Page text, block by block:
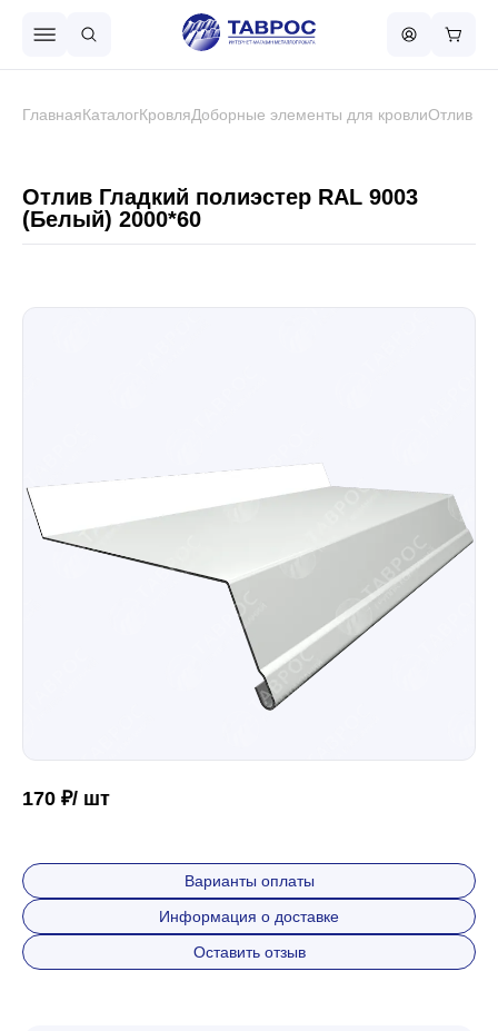
Металлочерепица
Сваи винтовые
Забор
Водосточная система
Профили для гипсокартона
Дача и сад
Другие товары
ГлавнаяКаталогКровляДоборные элементы для кровлиОтлив
Отлив Гладкий полиэстер RAL 9003
(Белый) 2000*60
170 ₽/ шт
Варианты оплаты
Информация о доставке
Оставить отзыв